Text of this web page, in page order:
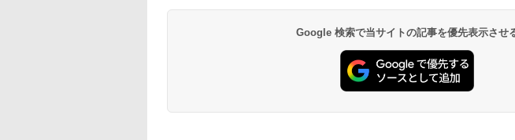
Google 検索で当サイトの記事を優先表示させ